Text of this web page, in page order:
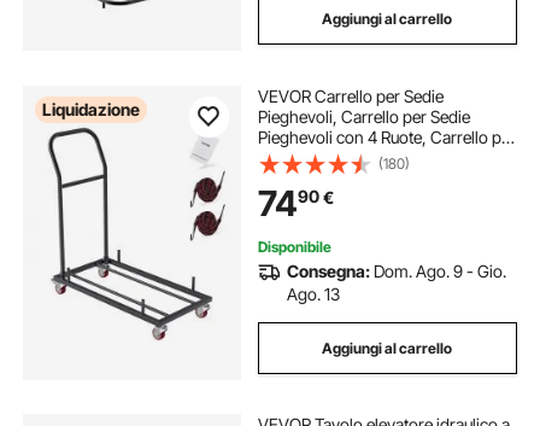
Aggiungi al carrello
Liquidazione
VEVOR Carrello per Sedie
Pieghevoli, Carrello per Sedie
Pieghevoli con 4 Ruote, Carrello per
Trasporto Stoccaggio per Sedie in
Resina Plastica e Legno impilabili,
Nero
(180)
7490€
Disponibile
Consegna: Dom. Ago. 9 - Gio.
Ago. 13
Aggiungi al carrello